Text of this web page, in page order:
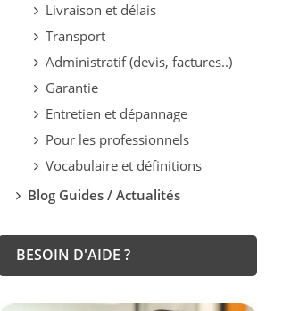
3 112,72 €
3 619,44 €
Ajouter au
Livraison et délais
Transport
Administratif (devis, factures..)
Garantie
Entretien et dépannage
Pour les professionnels
Vocabulaire et définitions
Blog Guides / Actualités
BESOIN D'AIDE ?